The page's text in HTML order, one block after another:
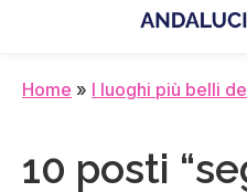
content
sidebar
Lovers
blog
et
Home » I luoghi più belli
10 posti